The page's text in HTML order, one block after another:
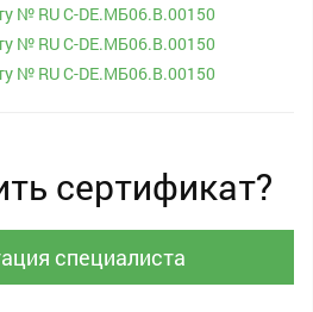
№ RU С-DE.МБ06.B.00150
№ RU С-DE.МБ06.B.00150
№ RU С-DE.МБ06.B.00150
сертификат?
специалиста